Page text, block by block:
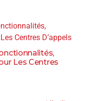
Les Centres